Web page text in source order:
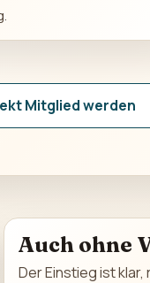
Mitglied werden
Auch ohne
Der Einstieg ist klar,